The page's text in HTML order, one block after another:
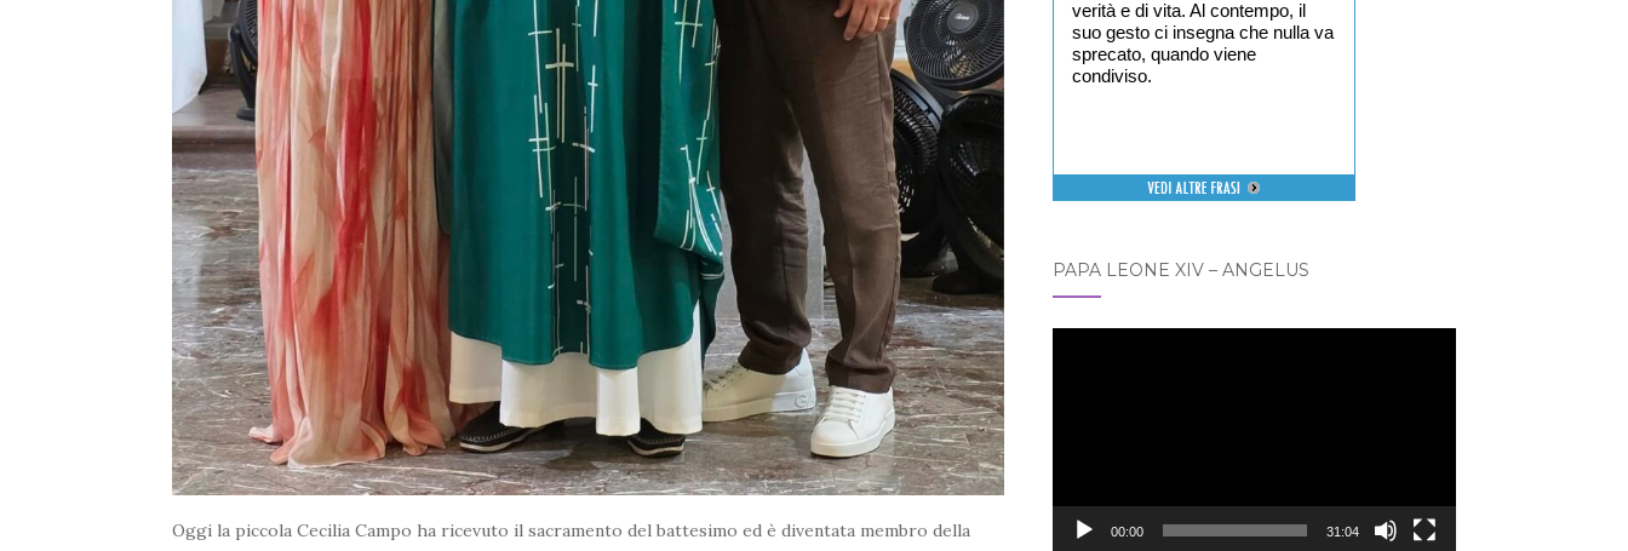
Oggi la piccola Cecilia Campo ha ricevuto il sacramento del battesimo ed è diventata membro della
verità e di vita. Al contempo, il
suo gesto ci insegna che nulla va
sprecato, quando viene
condiviso.
PAPA LEONE XIV – ANGELUS
00:00 31:04